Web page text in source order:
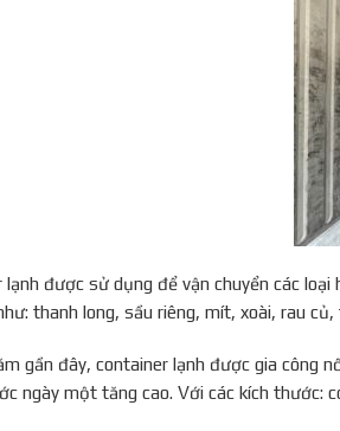
lạnh được sử dụng để vận chuyển các
thanh long, sầu riêng, mít, xoài, rau
gần đây, container lạnh được gia công
ngày một tăng cao. Với các kích